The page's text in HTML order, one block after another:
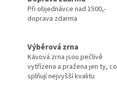
Při objednávce nad 1500,-
doprava zdarma
Výběrová zrna
Kávová zrna jsou pečlivě
vytřízena a pražena jen ty, co
splňují nejvyšší kvalitu